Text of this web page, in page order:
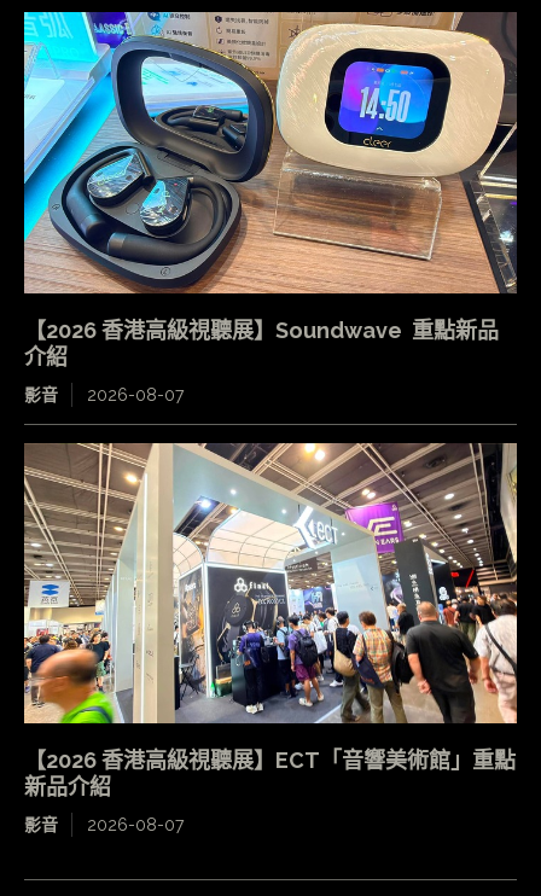
【2026 香港高級視聽展】Soundwave 重點新品
介紹
影音 2026-08-07
【2026 香港高級視聽展】ECT「音響美術館」重點
新品介紹
影音 2026-08-07